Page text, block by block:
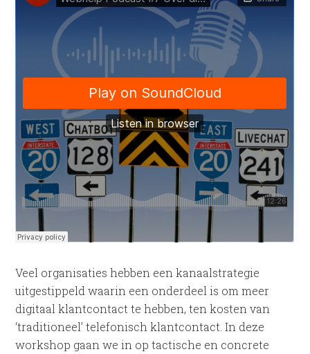
Veel organisaties hebben een kanaalstrategie
uitgestippeld waarin een onderdeel is om meer
digitaal klantcontact te hebben, ten kosten van
‘traditioneel’ telefonisch klantcontact. In deze
workshop gaan we in op tactische en concrete